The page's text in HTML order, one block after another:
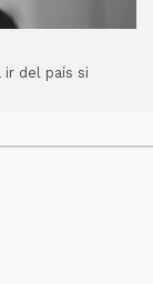
ir del país si